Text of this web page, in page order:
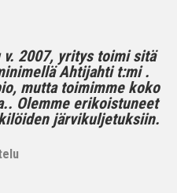
2007, yritys toimi sitä
Ahtijahti t:mi .
mutta toimimme koko
Olemme erikoistuneet
järvikuljetuksiin.